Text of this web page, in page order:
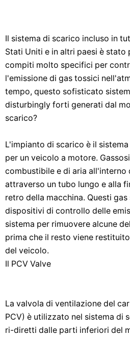
Il sistema di scarico incluso in
Stati Uniti e in altri paesi è
compiti molto specifici per
l'emissione di gas tossici
tempo, questo sofisticato
disturbingly forti generati dal
scarico?
L'impianto di scarico è il
per un veicolo a motore.
combustibile e di aria all'interno
attraverso un tubo lungo e alla
retro della macchina. Questi
dispositivi di controllo delle
sistema per rimuovere alcune
prima che il resto viene
del veicolo.
Il PCV Valve
La valvola di ventilazione del
PCV) è utilizzato nel sistema di
ri-diretti dalle parti inferiori del